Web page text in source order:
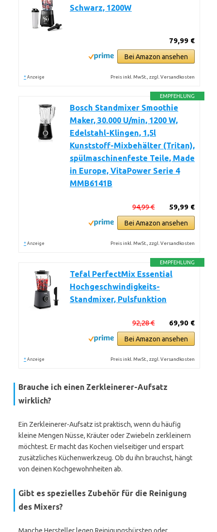
Schwarz, 1200W
79,99 €
Bei Amazon ansehen
* Anzeige Preis inkl. MwSt., zzgl. Versandkosten
EMPFEHLUNG
Bosch Standmixer Smoothie
Maker, 30.000 U/min, 1200 W,
Edelstahl-Klingen, 1,5l
Kunststoff-Mixbehälter (Tritan),
spülmaschinenfeste Teile, Made
in Europe, VitaPower Serie 4
MMB6141B
59,99 €
94,99 €
Bei Amazon ansehen
* Anzeige Preis inkl. MwSt., zzgl. Versandkosten
EMPFEHLUNG
Tefal PerfectMix Essential
Hochgeschwindigkeits-
Standmixer, Pulsfunktion
69,90 €
92,28 €
Bei Amazon ansehen
* Anzeige Preis inkl. MwSt., zzgl. Versandkosten
Brauche ich einen Zerkleinerer-Aufsatz
wirklich?
Ein Zerkleinerer-Aufsatz ist praktisch, wenn du häufig
kleine Mengen Nüsse, Kräuter oder Zwiebeln zerkleinern
möchtest. Er macht das Kochen vielseitiger und erspart
zusätzliches Küchenwerkzeug. Ob du ihn brauchst, hängt
von deinen Kochgewohnheiten ab.
Gibt es spezielles Zubehör für die Reinigung
des Mixers?